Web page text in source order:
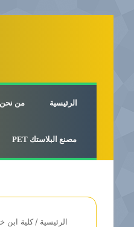
الرئيسية من نحن
مصنع البلاستك PET
الرئيسية / كلية ابن